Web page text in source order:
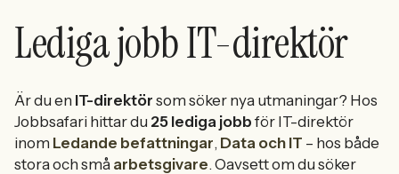
Lediga jobb IT-direktör
Är du en IT-direktör som söker nya utmaningar? Hos
Jobbsafari hittar du 25 lediga jobb för IT-direktör
inom Ledande befattningar, Data och IT – hos både
stora och små arbetsgivare. Oavsett om du söker